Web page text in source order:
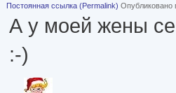
Постоянная ссылка (Permalink) Опубликовано
А у моей жены
:-)